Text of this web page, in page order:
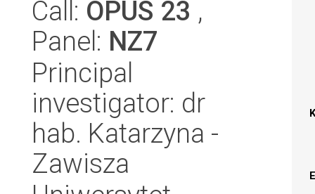
Call: OPUS 23 ,
Panel: NZ7
Principal
investigator: dr
hab. Katarzyna -
Zawisza